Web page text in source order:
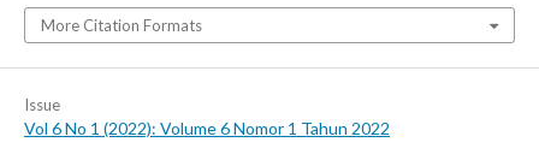
More Citation Formats
Issue
Vol 6 No 1 (2022): Volume 6 Nomor 1 Tahun 2022